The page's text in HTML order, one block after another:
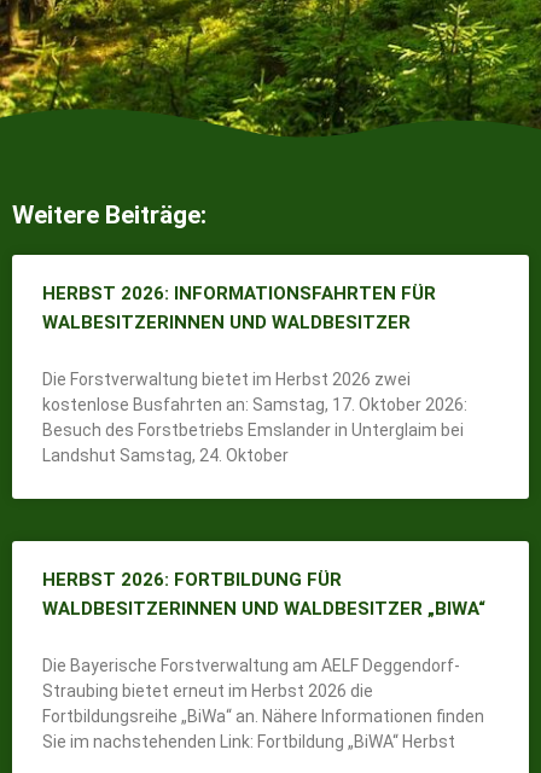
Weitere Beiträge:
HERBST 2026: INFORMATIONSFAHRTEN FÜR
WALBESITZERINNEN UND WALDBESITZER
Die Forstverwaltung bietet im Herbst 2026 zwei
kostenlose Busfahrten an: Samstag, 17. Oktober 2026:
Besuch des Forstbetriebs Emslander in Unterglaim bei
Landshut Samstag, 24. Oktober
HERBST 2026: FORTBILDUNG FÜR
WALDBESITZERINNEN UND WALDBESITZER „BIWA“
Die Bayerische Forstverwaltung am AELF Deggendorf-
Straubing bietet erneut im Herbst 2026 die
Fortbildungsreihe „BiWa“ an. Nähere Informationen finden
Sie im nachstehenden Link: Fortbildung „BiWA“ Herbst